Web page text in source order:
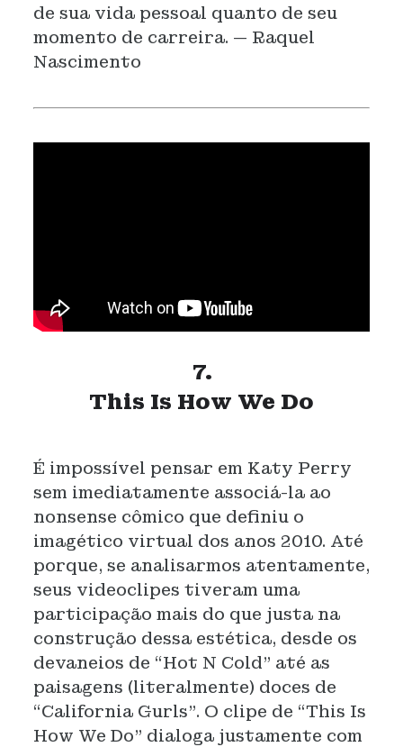
de sua vida pessoal quanto de seu
momento de carreira. — Raquel
Nascimento
7.
This Is How We Do
É impossível pensar em Katy Perry
sem imediatamente associá-la ao
nonsense cômico que definiu o
imagético virtual dos anos 2010. Até
porque, se analisarmos atentamente,
seus videoclipes tiveram uma
participação mais do que justa na
construção dessa estética, desde os
devaneios de “Hot N Cold” até as
paisagens (literalmente) doces de
“California Gurls”. O clipe de “This Is
How We Do” dialoga justamente com